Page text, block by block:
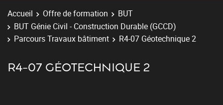
Accueil Offre de formation
BUT
BUT Génie Civil - Construction Durable (GCCD)
Parcours Travaux bâtiment
R4-07 Géotechnique 2
R4-07 GÉOTECHNIQUE 2